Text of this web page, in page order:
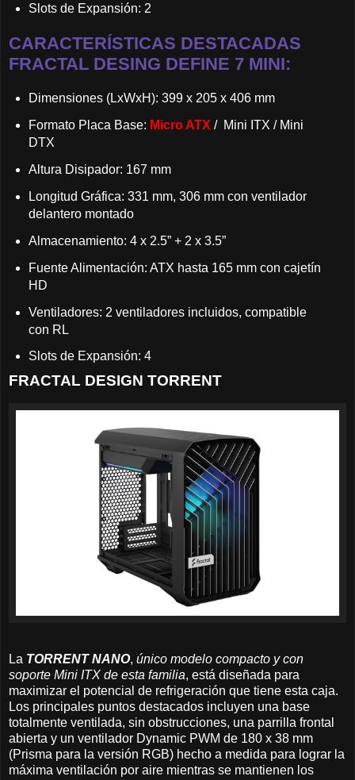
Slots de Expansión: 2
CARACTERÍSTICAS DESTACADAS
FRACTAL DESING DEFINE 7 MINI:
Dimensiones (LxWxH): 399 x 205 x 406 mm
Formato Placa Base: Micro ATX / Mini ITX / Mini
DTX
Altura Disipador: 167 mm
Longitud Gráfica: 331 mm, 306 mm con ventilador
delantero montado
Almacenamiento: 4 x 2.5” + 2 x 3.5”
Fuente Alimentación: ATX hasta 165 mm con cajetín
HD
Ventiladores: 2 ventiladores incluidos, compatible
con RL
Slots de Expansión: 4
FRACTAL DESIGN TORRENT
La TORRENT NANO, único modelo compacto y con
soporte Mini ITX de esta familia, está diseñada para
maximizar el potencial de refrigeración que tiene esta caja.
Los principales puntos destacados incluyen una base
totalmente ventilada, sin obstrucciones, una parrilla frontal
abierta y un ventilador Dynamic PWM de 180 x 38 mm
(Prisma para la versión RGB) hecho a medida para lograr la
máxima ventilación por aire mientras se mantienen los